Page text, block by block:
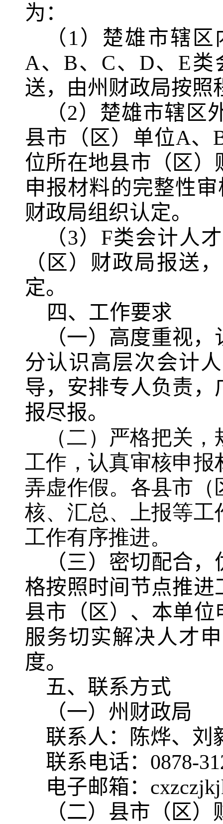
为：
（1）楚雄市辖
A、B、C、D、E
送，由州财政局按照
（2）楚雄市辖
县市（区）单位A、
位所在地县市（区
申报材料的完整性
财政局组织认定。
（3）F类会计人
（区）财政局报送
定。
四、工作要求
（一）高度重视
分认识高层次会计
导，安排专人负责
报尽报。
（二）严格把关
工作，认真审核申
弄虚作假。各县市
核、汇总、上报等工
工作有序推进。
（三）密切配合
格按照时间节点推
县市（区）、本单
服务切实解决人才
度。
五、联系方式
（一）州财政局
联系人：陈烨、刘
联系电话：0878-
电子邮箱：
（二）县市（区）